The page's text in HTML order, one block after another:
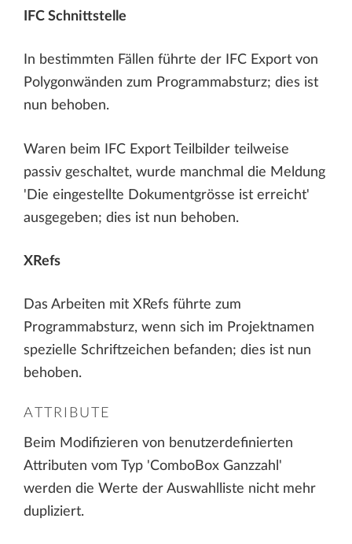
IFC Schnittstelle
In bestimmten Fällen führte der IFC Export von
Polygonwänden zum Programmabsturz; dies ist
nun behoben.
Waren beim IFC Export Teilbilder teilweise
passiv geschaltet, wurde manchmal die Meldung
'Die eingestellte Dokumentgrösse ist erreicht'
ausgegeben; dies ist nun behoben.
XRefs
Das Arbeiten mit XRefs führte zum
Programmabsturz, wenn sich im Projektnamen
spezielle Schriftzeichen befanden; dies ist nun
behoben.
ATTRIBUTE
Beim Modifizieren von benutzerdefinierten
Attributen vom Typ 'ComboBox Ganzzahl'
werden die Werte der Auswahlliste nicht mehr
dupliziert.